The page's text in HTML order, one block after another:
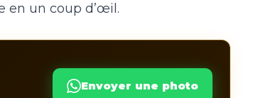
en un coup d’œil.
Envoyer une photo